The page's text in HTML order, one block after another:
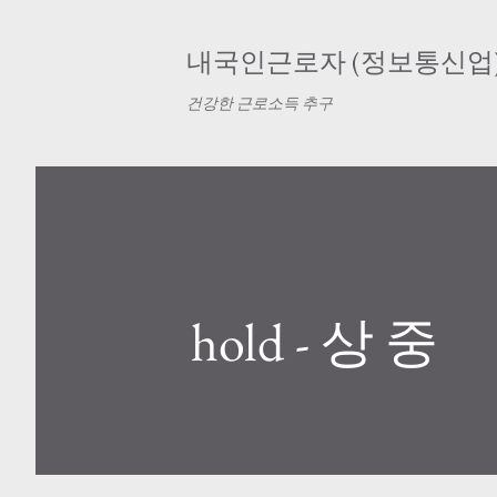
내국인근로자 (정보통신
건강한 근로소득 추구
hold - 상 중